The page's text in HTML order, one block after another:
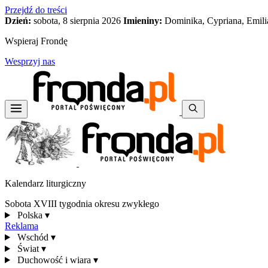
Przejdź do treści
Dzień: sobota, 8 sierpnia 2026 Imieniny: Dominika, Cypriana,
Wspieraj Frondę
Wesprzyj nas
Kalendarz liturgiczny
Sobota XVIII tygodnia okresu zwykłego
Polska ▾
Reklama
Wschód ▾
Świat ▾
Duchowość i wiara ▾